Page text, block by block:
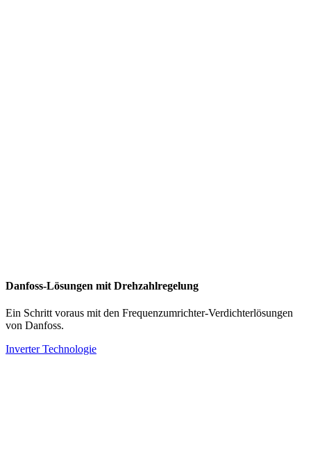
Danfoss-Lösungen mit Drehzahlregelung
Ein Schritt voraus mit den Frequenzumrichter-Verdichterlösungen
von Danfoss.
Inverter Technologie